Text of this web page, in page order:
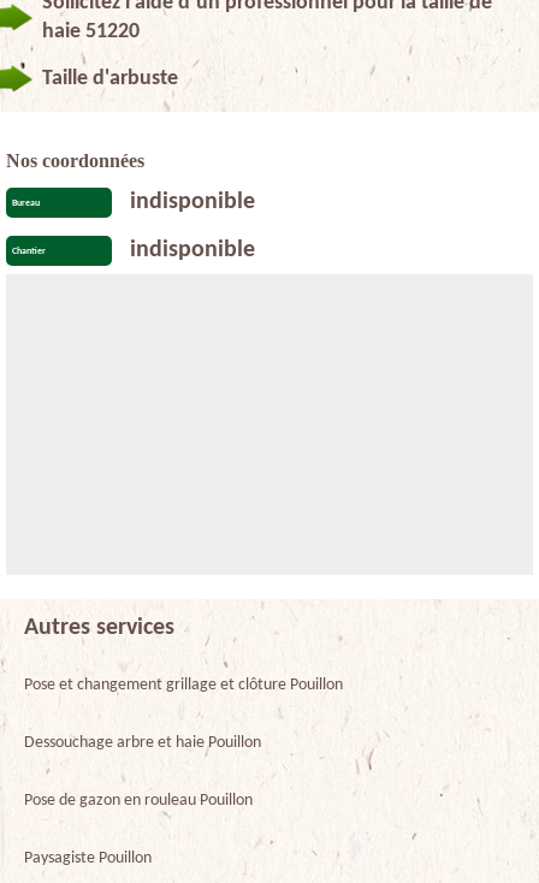
haie 51220
Taille d'arbuste
Nos coordonnées
Bureau indisponible
Chantier indisponible
Autres services
Pose et changement grillage et clôture Pouillon
Dessouchage arbre et haie Pouillon
Pose de gazon en rouleau Pouillon
Paysagiste Pouillon